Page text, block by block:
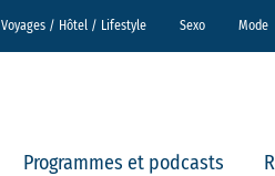
Voyages / Hôtel / Lifestyle Sexo Mode
Programmes et podcasts